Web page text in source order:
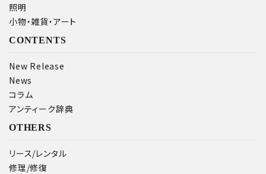
照明
小物・雑貨・アート
CONTENTS
New Release
News
コラム
アンティーク辞典
OTHERS
リース/レンタル
修理/修復